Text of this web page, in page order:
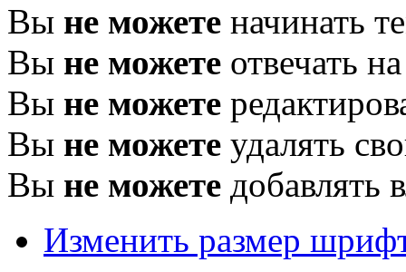
Вы не можете начинать
Вы не можете отвечать
Вы не можете
Вы не можете удалять
Вы не можете добавлять
Изменить размер